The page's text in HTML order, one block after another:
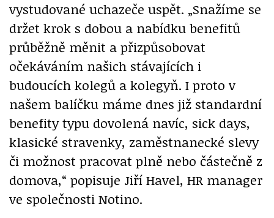
vystudované uchazeče uspět. „Snažíme se
držet krok s dobou a nabídku benefitů
průběžně měnit a přizpůsobovat
očekáváním našich stávajících i
budoucích kolegů a kolegyň. I proto v
našem balíčku máme dnes již standardní
benefity typu dovolená navíc, sick days,
klasické stravenky, zaměstnanecké slevy
či možnost pracovat plně nebo částečně z
domova,“ popisuje Jiří Havel, HR manager
ve společnosti Notino.